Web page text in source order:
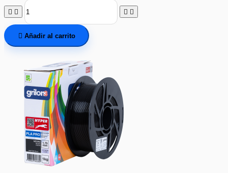
   
 Añadir al carrito